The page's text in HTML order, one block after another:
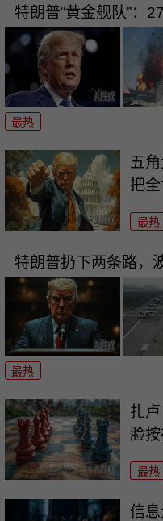
特朗普“黄金舰队”：
最热
五
把
最热
特朗普扔下两条路，
最热
扎
脸
最热
信